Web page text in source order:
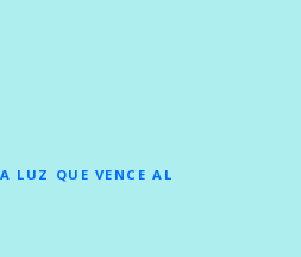
LUZ QUE VENCE AL